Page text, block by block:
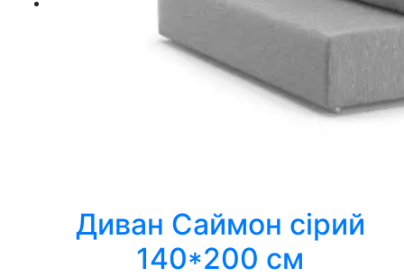
Диван Саймон сірий
140*200 см